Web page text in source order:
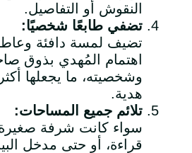
النقوش أو التفاصيل.
تضفي طابعًا شخصيًا:
تضيف لمسة دافئة
اهتمام المُهدي بذوق
وشخصيته، ما يجعلها
هدية.
تلائم جميع المساحات:
سواء كانت شرفة
قراءة، أو حتى مدخل